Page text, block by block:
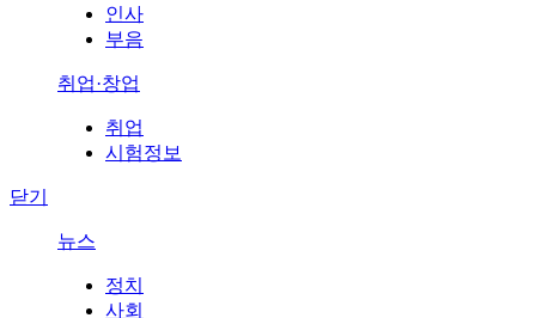
인사
부음
취업·창업
취업
시험정보
닫기
뉴스
정치
사회